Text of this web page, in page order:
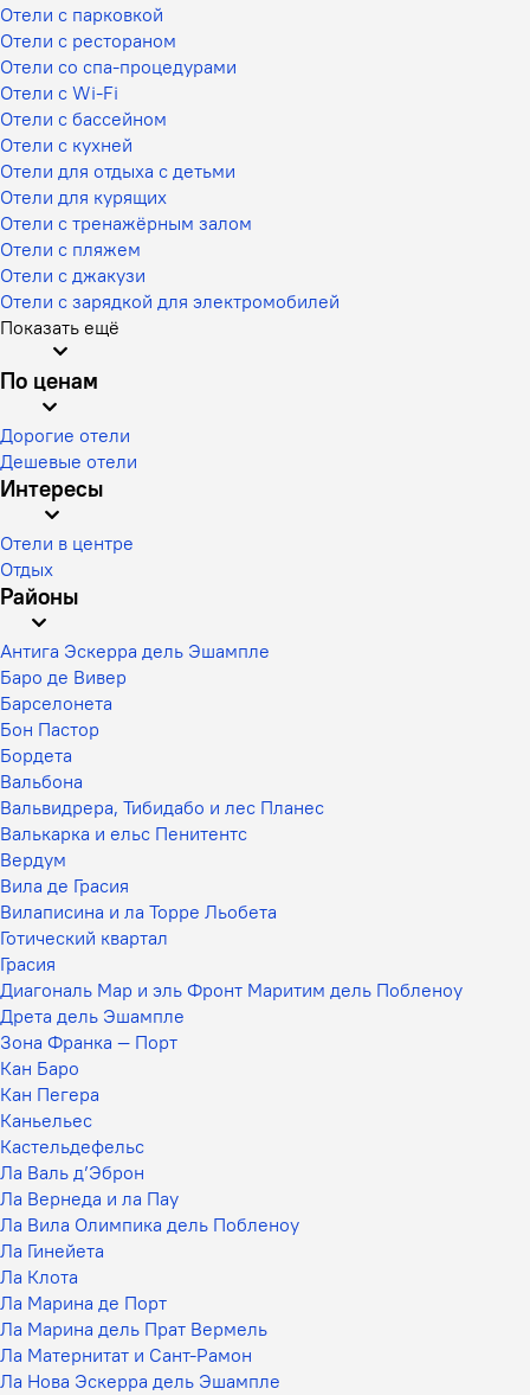
Отели с парковкой
Отели с рестораном
Отели со спа-процедурами
Отели с Wi-Fi
Отели с бассейном
Отели с кухней
Отели для отдыха с детьми
Отели для курящих
Отели с тренажёрным залом
Отели с пляжем
Отели с джакузи
Отели с зарядкой для электромобилей
Показать ещё
По ценам
Дорогие отели
Дешевые отели
Интересы
Отели в центре
Отдых
Районы
Антига Эскерра дель Эшампле
Баро де Вивер
Барселонета
Бон Пастор
Бордета
Вальбона
Вальвидрера, Тибидабо и лес Планес
Валькарка и ельс Пенитентс
Вердум
Вила де Грасия
Вилаписина и ла Торре Льобета
Готический квартал
Грасия
Диагональ Мар и эль Фронт Маритим дель Побленоу
Дрета дель Эшампле
Зона Франка — Порт
Кан Баро
Кан Пегера
Каньельес
Кастельдефельс
Ла Валь д’Эброн
Ла Вернеда и ла Пау
Ла Вила Олимпика дель Побленоу
Ла Гинейета
Ла Клота
Ла Марина де Порт
Ла Марина дель Прат Вермель
Ла Матернитат и Сант-Рамон
Ла Нова Эскерра дель Эшампле